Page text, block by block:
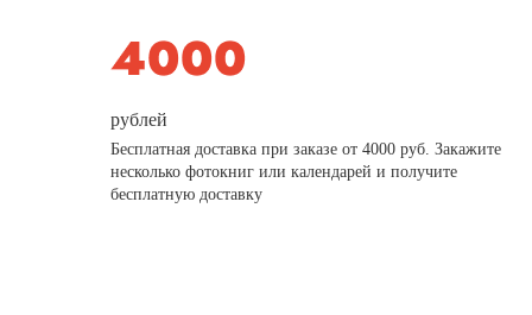
рублей
Бесплатная доставка при заказе от 4000 руб. Закажите
несколько фотокниг или календарей и получите
бесплатную доставку